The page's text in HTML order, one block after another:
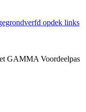
opdek links
GAMMA Voordeelpas